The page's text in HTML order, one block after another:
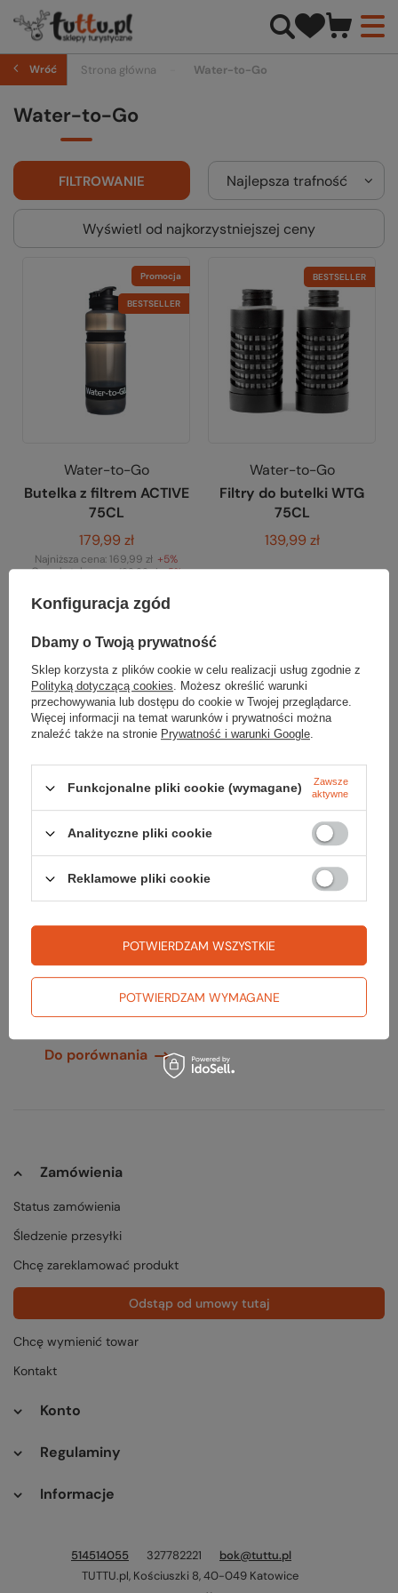
Wróć Strona główna Water-to-Go
Water-to-Go
Najlepsza trafność
FILTROWANIE
Wyświetl od najkorzystniejszej ceny
Promocja
BESTSELLER
Water-to-Go
Butelka z filtrem ACTIVE
75CL
179,99 zł
Najniższa cena:169,99 zł +5%
Cena katalogowa:189,99 zł -5%
0.75 L
Do porównania
BESTSELLER
Water-to-Go
Filtry do butelki WTG
75CL
139,99 zł
Promocja
Water-to-Go
100CL
199,99 zł
Najniższa cena:209,99 zł -4%
Cena katalogowa:
Do porównania
Zamówienia
Status zamówienia
Śledzenie przesyłki
Chcę zareklamować produkt
Odstąp od umowy tutaj
Chcę wymienić towar
Kontakt
Konto
Regulaminy
Informacje
514514055 327782221
bok@tuttu.pl
TUTTU.pl, Kościuszki 8,40-049 Katowice
Konfiguracja zgód
Dbamy o Twoją prywatność
Sklep korzysta z plików cookie w celu realizacji usług zgodnie z
Polityką dotyczącą cookies. Możesz określić warunki
przechowywania lub dostępu do cookie w Twojej przeglądarce.
Więcej informacji na temat warunków i prywatności można
znaleźć także na stronie Prywatność i warunki Google.
Funkcjonalne pliki cookie (wymagane)
Zawsze
aktywne
Analityczne pliki cookie
Reklamowe pliki cookie
POTWIERDZAM WYMAGANE
POTWIERDZAM WSZYSTKIE